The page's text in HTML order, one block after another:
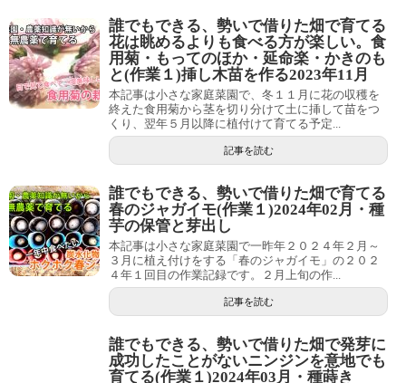
誰でもできる、勢いで借りた畑で育てる
花は眺めるよりも食べる方が楽しい。食
用菊・もってのほか・延命楽・かきのも
と(作業１)挿し木苗を作る2023年11月
本記事は小さな家庭菜園で、冬１１月に花の収穫を
終えた食用菊から茎を切り分けて土に挿して苗をつ
くり、翌年５月以降に植付けて育てる予定...
記事を読む
誰でもできる、勢いで借りた畑で育てる
春のジャガイモ(作業１)2024年02月・種
芋の保管と芽出し
本記事は小さな家庭菜園で一昨年２０２４年２月～
３月に植え付けをする「春のジャガイモ」の２０２
４年１回目の作業記録です。２月上旬の作...
記事を読む
誰でもできる、勢いで借りた畑で発芽に
成功したことがないニンジンを意地でも
育てる(作業１)2024年03月・種蒔き